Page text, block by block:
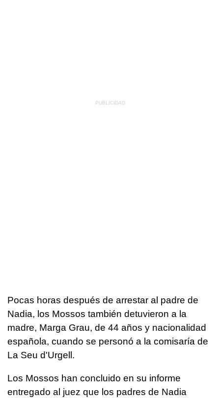
Pocas horas después de arrestar al padre de
Nadia, los Mossos también detuvieron a la
madre, Marga Grau, de 44 años y nacionalidad
española, cuando se personó a la comisaría de
La Seu d'Urgell.
Los Mossos han concluido en su informe
entregado al juez que los padres de Nadia